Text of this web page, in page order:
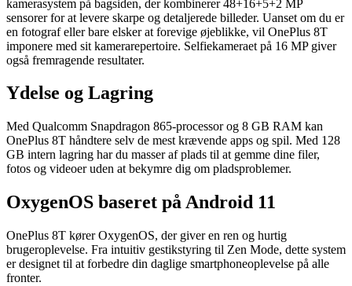
kamerasystem på bagsiden, der kombinerer 48+16+5+2 MP
sensorer for at levere skarpe og detaljerede billeder. Uanset om du er
en fotograf eller bare elsker at forevige øjeblikke, vil OnePlus 8T
imponere med sit kamerarepertoire. Selfiekameraet på 16 MP giver
også fremragende resultater.
Ydelse og Lagring
Med Qualcomm Snapdragon 865-processor og 8 GB RAM kan
OnePlus 8T håndtere selv de mest krævende apps og spil. Med 128
GB intern lagring har du masser af plads til at gemme dine filer,
fotos og videoer uden at bekymre dig om pladsproblemer.
OxygenOS baseret på Android 11
OnePlus 8T kører OxygenOS, der giver en ren og hurtig
brugeroplevelse. Fra intuitiv gestikstyring til Zen Mode, dette system
er designet til at forbedre din daglige smartphoneoplevelse på alle
fronter.